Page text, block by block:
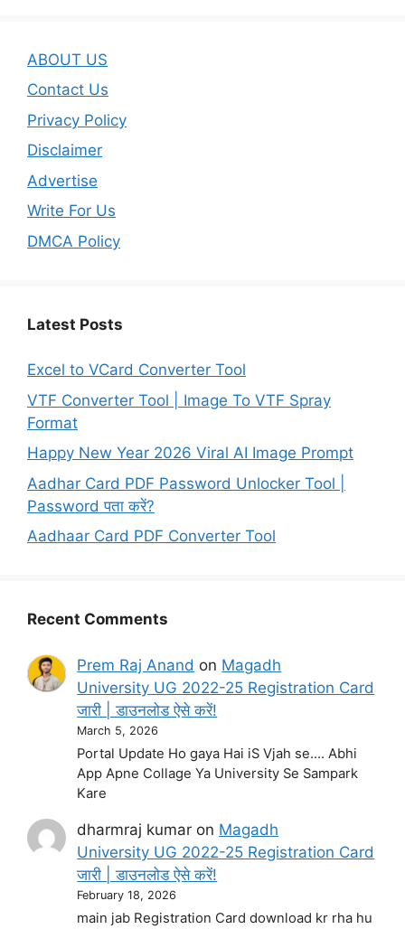
ABOUT US
Contact Us
Privacy Policy
Disclaimer
Advertise
Write For Us
DMCA Policy
Latest Posts
Excel to VCard Converter Tool
VTF Converter Tool | Image To VTF Spray
Format
Happy New Year 2026 Viral AI Image Prompt
Aadhar Card PDF Password Unlocker Tool |
Password पता करें?
Aadhaar Card PDF Converter Tool
Recent Comments
Prem Raj Anand on Magadh
University UG 2022-25 Registration Card
जारी | डाउनलोड ऐसे करें!
March 5, 2026
Portal Update Ho gaya Hai iS Vjah se.... Abhi
App Apne Collage Ya University Se Sampark
Kare
dharmraj kumar on Magadh
University UG 2022-25 Registration Card
जारी | डाउनलोड ऐसे करें!
February 18, 2026
main jab Registration Card download kr rha hu